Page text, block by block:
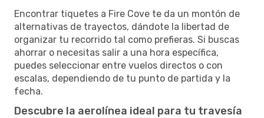
Encontrar tiquetes a Fire Cove te da un montón de
alternativas de trayectos, dándote la libertad de
organizar tu recorrido tal como prefieras. Si buscas
ahorrar o necesitas salir a una hora específica,
puedes seleccionar entre vuelos directos o con
escalas, dependiendo de tu punto de partida y la
fecha.
Descubre la aerolínea ideal para tu travesía